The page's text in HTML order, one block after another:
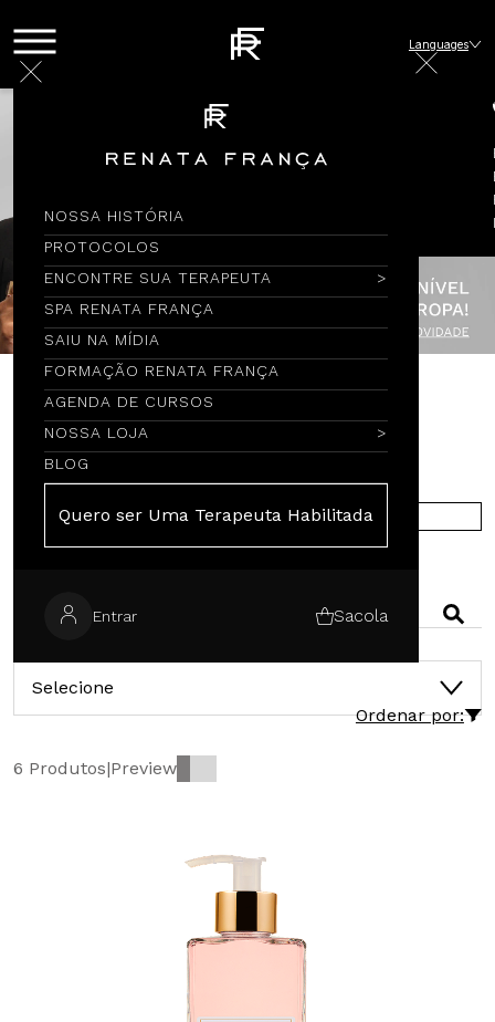
NOSSA HISTÓRIA
PROTOCOLOS
ENCONTRE SUA TERAPEUTA
SPA RENATA FRANÇA
SAIU NA MÍDIA
FORMAÇÃO RENATA FRANÇA
AGENDA DE CURSOS
NOSSA LOJA
BLOG
Quero ser Uma Terapeuta Habilitada
Entrar Sacola
Languages
Encontre por Nome
COMPRE NA EUROPA
Selecione
Ordenar por:
6 Produtos|Preview